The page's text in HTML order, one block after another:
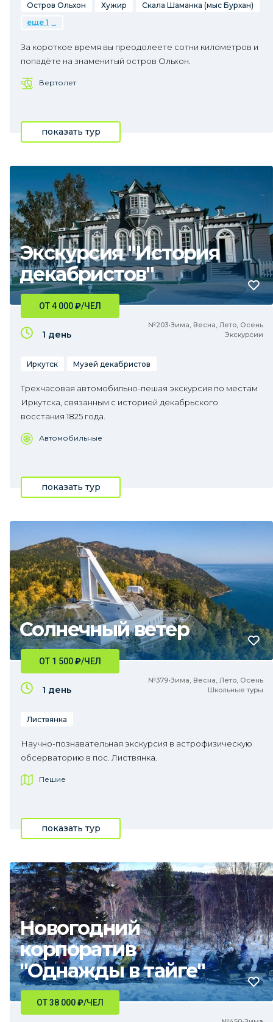
Остров Ольхон Хужир
Скала Шаманка (мыс Бурхан)
еще 1
За короткое время вы преодолеете сотни километров и
попадёте на знаменитый остров Ольхон.
Вертолет
показать тур
Экскурсия "История
декабристов"
№203•Зима, Весна, Лето, Осень
Экскурсии
ОТ 4 000₽/ЧЕЛ
1 день
Иркутск Музей декабристов
Трехчасовая автомобильно-пешая экскурсия по местам
Иркутска, связанным с историей декабрьского
восстания 1825 года.
Автомобильные
показать тур
Солнечный ветер
№379•Зима, Весна, Лето, Осень
Школьные туры
ОТ 1 500₽/ЧЕЛ
1 день
Листвянка
Научно-познавательная экскурсия в астрофизическую
обсерваторию в пос. Листвянка.
Пешие
показать тур
Новогодний
корпоратив
"Однажды в тайге"
ОТ 38 000₽/ЧЕЛ